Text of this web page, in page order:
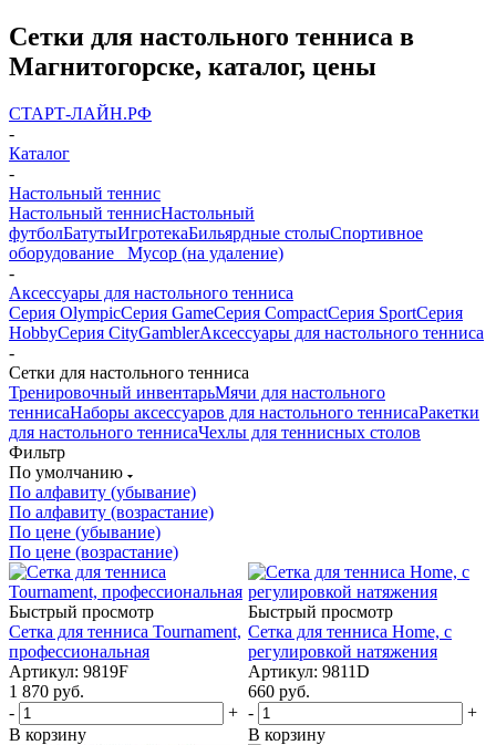
Сетки для настольного тенниса в
Магнитогорске, каталог, цены
СТАРТ-ЛАЙН.РФ
-
Каталог
-
Настольный теннис
Настольный теннисНастольный
футболБатутыИгротекаБильярдные столыСпортивное
оборудование _ Мусор (на удаление)
-
Аксессуары для настольного тенниса
Серия OlympicСерия GameСерия CompactСерия SportСерия
HobbyСерия CityGamblerАксессуары для настольного тенниса
-
Сетки для настольного тенниса
Тренировочный инвентарьМячи для настольного
теннисаНаборы аксессуаров для настольного теннисаРакетки
для настольного теннисаЧехлы для теннисных столов
Фильтр
По умолчанию
По алфавиту (убывание)
По алфавиту (возрастание)
По цене (убывание)
По цене (возрастание)
Быстрый просмотр
Cетка для тенниса Tournament,
профессиональная
Артикул: 9819F
1 870 руб.
-
+
В корзину
Быстрый просмотр
Cетка для тенниса Home, с
регулировкой натяжения
Артикул: 9811D
660 руб.
-
+
В корзину